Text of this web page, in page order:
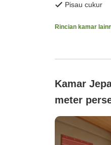
Pisau cukur
Rincian kamar
Kamar
meter